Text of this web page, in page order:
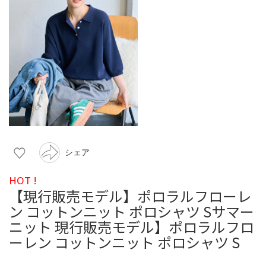
シェア
HOT !
【現行販売モデル】ポロラルフローレ
ン コットンニット ポロシャツ Sサマー
ニット 現行販売モデル】ポロラルフロ
ーレン コットンニット ポロシャツ S